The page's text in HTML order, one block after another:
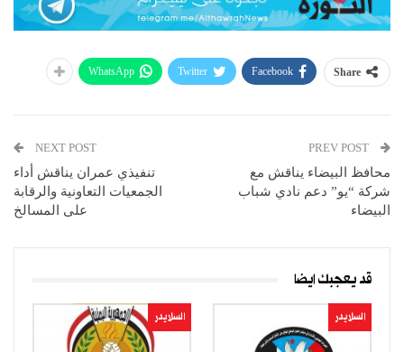
Share
Facebook
Twitter
WhatsApp
محافظ البيضاء يناقش مع
شركة “يو” دعم نادي شباب
البيضاء
NEXT POST
تنفيذي عمران يناقش أداء
الجمعيات التعاونية والرقابة
على المسالخ
قد يعجبك ايضا
السلايدر السلايدر